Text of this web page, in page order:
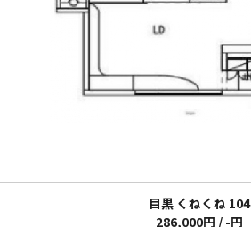
目黒 くねくね 104
286,000円 / -円